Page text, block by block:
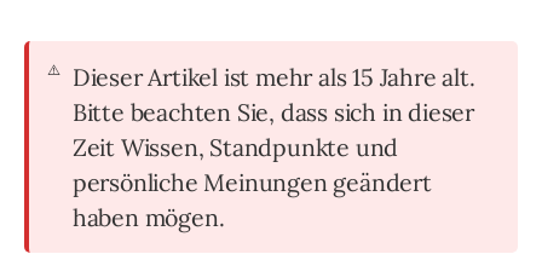
Dieser Artikel ist mehr als 15 Jahre alt.
Bitte beachten Sie, dass sich in dieser
Zeit Wissen, Standpunkte und
persönliche Meinungen geändert
haben mögen.